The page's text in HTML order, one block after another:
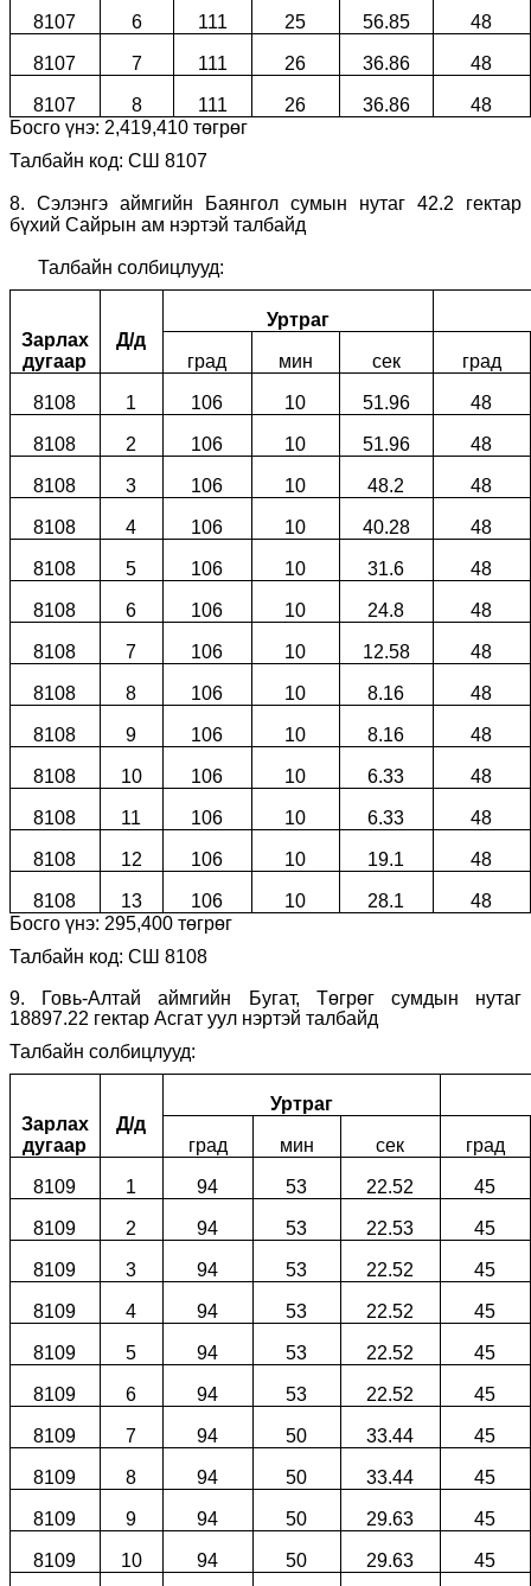
8107 6 111 25 56.85 48
8107 7 111 26 36.86 48
8107 8 111 26 36.86
48
Босго үнэ: 2,419,410 төгрөг
Талбайн код: СШ 8107
8. Сэлэнгэ аймгийн Баянгол сумын нутаг 42.2 гектар
бүхий Сайрын ам нэртэй талбайд
Талбайн солбицлууд:
Зарлах
дугаар
Д/д
Уртраг
град мин сек град
8108 1 106 10 51.96 48
8108 2 106 10 51.96 48
8108 3 106 10 48.2 48
8108 4 106 10 40.28 48
8108 5 106 10 31.6 48
8108 6 106 10 24.8 48
8108 7 106 10 12.58 48
8108 8 106 10 8.16 48
8108 9 106 10 8.16 48
8108 10 106 10 6.33 48
8108 11 106 10 6.33 48
8108 12 106 10 19.1 48
8108 13 106 10 28.1
48
Босго үнэ: 295,400 төгрөг
Талбайн код: СШ 8108
9.
Говь-Алтай аймгийн Бугат, Төгрөг сумдын нутаг
18897.22 гектар Асгат уул нэртэй талбайд
Талбайн солбицлууд:
Зарлах
дугаар
Д/д
Уртраг
град мин сек град
8109 1 94 53 22.52 45
8109 2 94 53 22.53 45
8109 3 94 53 22.52 45
8109 4 94 53 22.52 45
8109 5 94 53 22.52 45
8109 6 94 53 22.52 45
8109 7 94 50 33.44 45
8109 8 94 50 33.44 45
8109 9 94 50 29.63 45
8109 10 94 50 29.63 45